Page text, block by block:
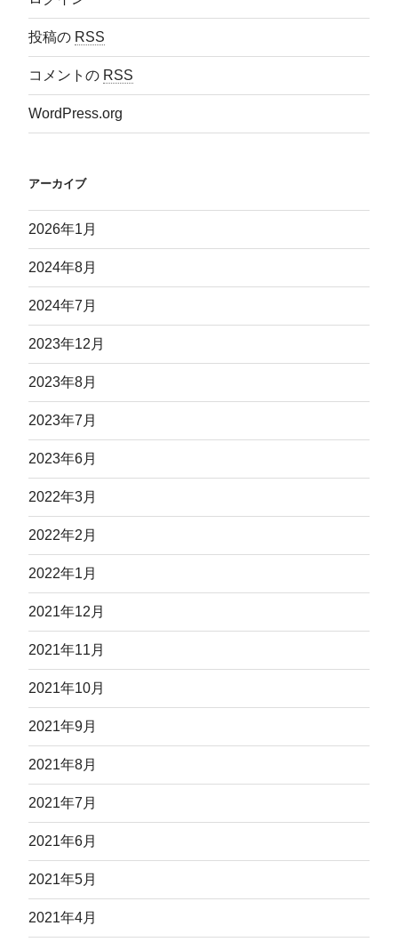
投稿の RSS
コメントの RSS
WordPress.org
アーカイブ
2026年1月
2024年8月
2024年7月
2023年12月
2023年8月
2023年7月
2023年6月
2022年3月
2022年2月
2022年1月
2021年12月
2021年11月
2021年10月
2021年9月
2021年8月
2021年7月
2021年6月
2021年5月
2021年4月